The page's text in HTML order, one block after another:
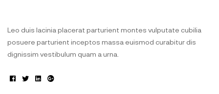
Leo duis lacinia placerat parturient montes vulputate cubilia
posuere parturient inceptos massa euismod curabitur dis
dignissim vestibulum quam a urna.
Facebook
TwitterLinkedin
Google+